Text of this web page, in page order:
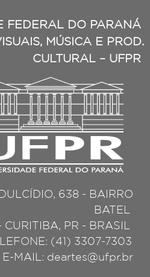
FEDERAL DO PARANÁ
MÚSICA E PROD.
CULTURAL – UFPR
638 - BAIRRO
BATEL
PR - BRASIL
(41) 3307-7303
E-MAIL: deartes@ufpr.br